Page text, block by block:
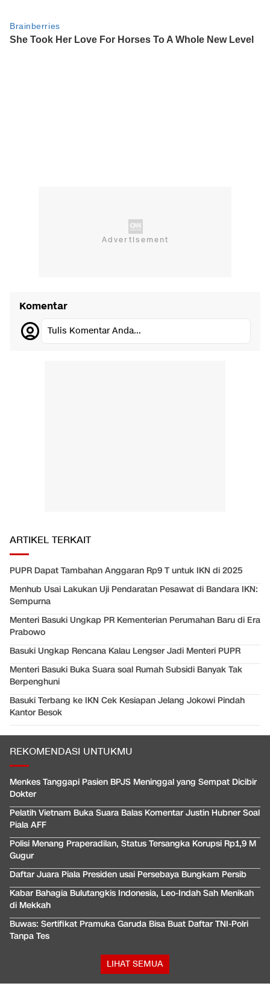
Komentar
Tulis Komentar Anda...
ARTIKEL TERKAIT
PUPR Dapat Tambahan Anggaran Rp9 T untuk IKN di 2025
Menhub Usai Lakukan Uji Pendaratan Pesawat di Bandara IKN:
Sempurna
Menteri Basuki Ungkap PR Kementerian Perumahan Baru di Era
Prabowo
Basuki Ungkap Rencana Kalau Lengser Jadi Menteri PUPR
Menteri Basuki Buka Suara soal Rumah Subsidi Banyak Tak
Berpenghuni
Basuki Terbang ke IKN Cek Kesiapan Jelang Jokowi Pindah
Kantor Besok
REKOMENDASI UNTUKMU
Menkes Tanggapi Pasien BPJS Meninggal yang Sempat Dicibir
Dokter
Pelatih Vietnam Buka Suara Balas Komentar Justin Hubner Soal
Piala AFF
Polisi Menang Praperadilan, Status Tersangka Korupsi Rp1,9 M
Gugur
Daftar Juara Piala Presiden usai Persebaya Bungkam Persib
Kabar Bahagia Bulutangkis Indonesia, Leo-Indah Sah Menikah
di Mekkah
Buwas: Sertifikat Pramuka Garuda Bisa Buat Daftar TNI-Polri
Tanpa Tes
LIHAT SEMUA